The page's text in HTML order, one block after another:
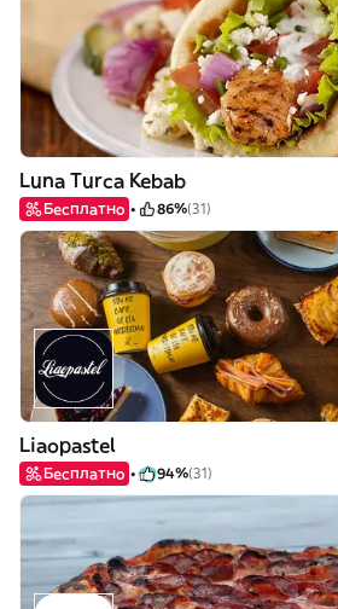
Luna Turca Kebab
Бесплатно 86%(31)
Liaopastel
Бесплатно 94%(31)